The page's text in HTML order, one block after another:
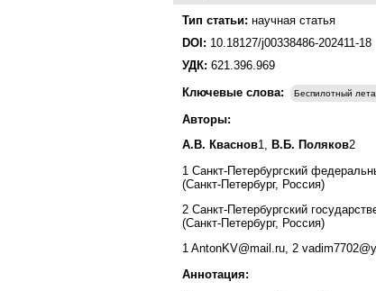
Тип статьи: научная статья
DOI: 10.18127/j00338486-202411-18
УДК: 621.396.969
Ключевые слова:
Беспилотный
Авторы:
А.В. Кваснов1, В.Б. Поляков2
1 Санкт-Петербургский
(Санкт-Петербург, Россия)
2 Санкт-Петербургский
(Санкт-Петербург, Россия)
1 AntonKV@mail.ru, 2
Аннотация: